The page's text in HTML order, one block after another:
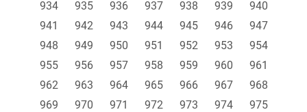
934
935 936 937 938 939
940
941
942 943 944 945 946
947
948
949 950 951 952 953
954
955
956 957 958 959 960
961
962
963 964 965 966 967
968
969
970 971 972 973 974
975